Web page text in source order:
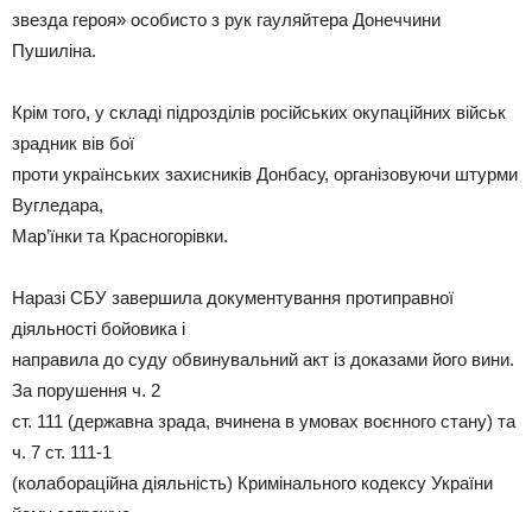
звезда героя» особисто з рук гауляйтера Донеччини
Пушиліна.
Крім того, у складі підрозділів російських окупаційних військ
зрадник вів бої
проти українських захисників Донбасу, організовуючи штурми
Вугледара,
Мар’їнки та Красногорівки.
Наразі СБУ завершила документування протиправної
діяльності бойовика і
направила до суду обвинувальний акт із доказами його вини.
За порушення ч. 2
ст. 111 (державна зрада, вчинена в умовах воєнного стану) та
ч. 7 ст. 111-1
(колабораційна діяльність) Кримінального кодексу України